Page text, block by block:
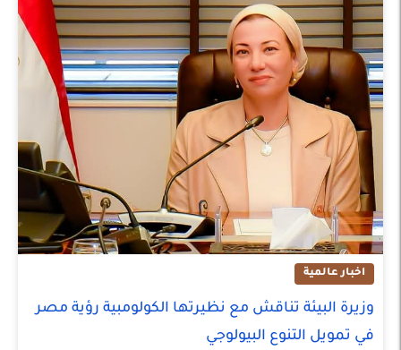
اخبار عالمية
وزيرة البيئة تناقش مع نظيرتها الكولومبية رؤية مصر
في تمويل التنوع البيولوجي